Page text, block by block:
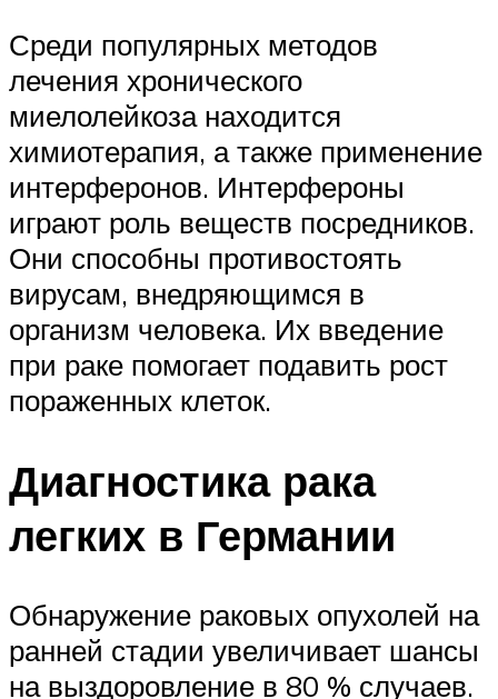
Среди популярных методов
лечения хронического
миелолейкоза находится
химиотерапия, а также применение
интерферонов. Интерфероны
играют роль веществ посредников.
Они способны противостоять
вирусам, внедряющимся в
организм человека. Их введение
при раке помогает подавить рост
пораженных клеток.
Диагностика рака
легких в Германии
Обнаружение раковых опухолей на
ранней стадии увеличивает шансы
на выздоровление в 80 % случаев.